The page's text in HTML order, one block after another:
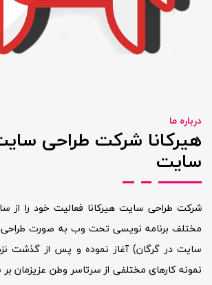
درباره ما
هیرکانا شرکت طراحی
سایت
مختلف برنامه نویسی تحت وب به صورت
سایت در گرگان
نمونه کارهای مختلفی از سرتاسر وطن عزیزمان